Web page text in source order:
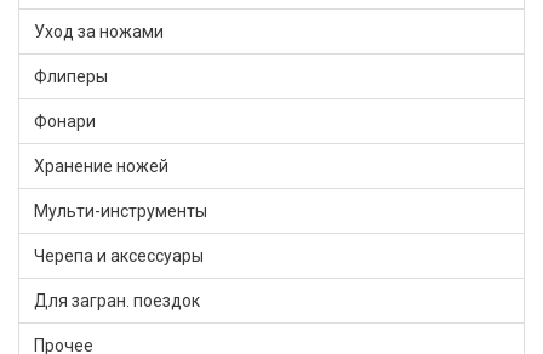
Уход за ножами
Флиперы
Фонари
Хранение ножей
Мульти-инструменты
Черепа и аксессуары
Для загран. поездок
Прочее